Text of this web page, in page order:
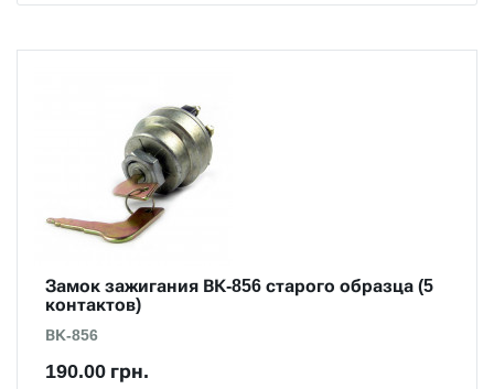
Замок зажигания ВК-856 старого образца (5
контактов)
ВК-856
190.00 грн.